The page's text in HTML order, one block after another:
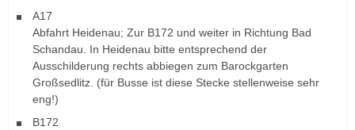
A17
Abfahrt Heidenau; Zur B172 und weiter in Richtung Bad
Schandau. In Heidenau bitte entsprechend der
Ausschilderung rechts abbiegen zum Barockgarten
Großsedlitz. (für Busse ist diese Stecke stellenweise sehr
eng!)
B172